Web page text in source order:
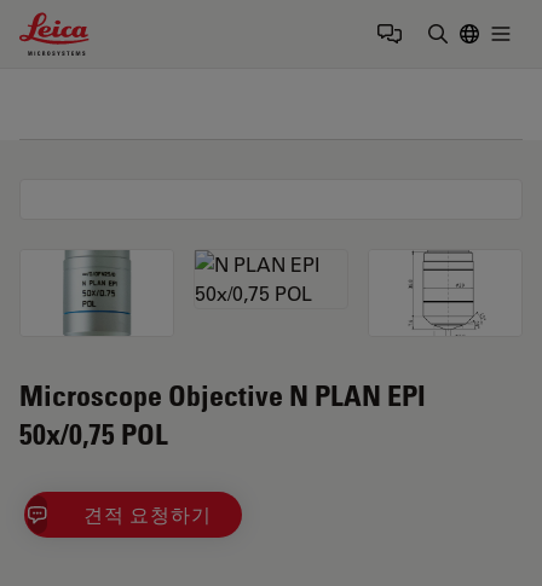
Leica Microsystems Logo
Microscope Objective N PLAN EPI
50x/0,75 POL
견적 요청하기